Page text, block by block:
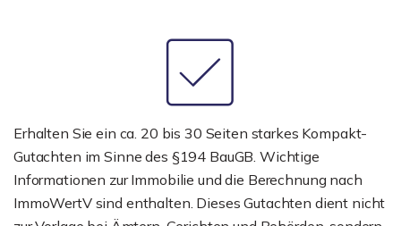
Erhalten Sie ein ca. 20 bis 30 Seiten starkes Kompakt-
Gutachten im Sinne des §194 BauGB. Wichtige
Informationen zur Immobilie und die Berechnung nach
ImmoWertV sind enthalten. Dieses Gutachten dient nicht